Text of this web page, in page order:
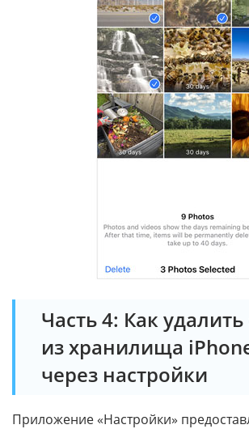
Часть 4: Как
из хранилища
через настройки
Приложение «Настройки»